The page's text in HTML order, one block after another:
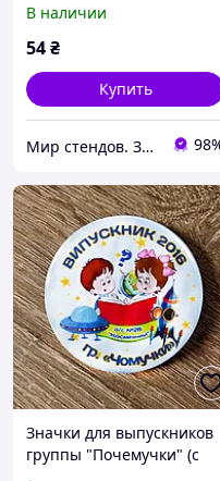
В наличии
54₴
Купить
Мир стендов. Значки, часы, магниты, детские товары и сувениры
Значки для выпускников
группы "Почемучки" (с